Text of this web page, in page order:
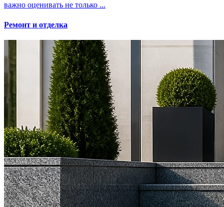
важно оценивать не только ...
Ремонт и отделка